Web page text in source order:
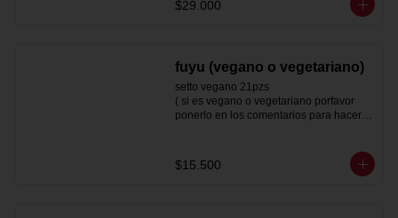
-SAKE CALIFORNIA env.Sésamo (10pz)
-Gyozas a eleccion (5pzas)
$29.000
fuyu (vegano o vegetariano)
setto vegano 21pzs
( si es vegano o vegetariano porfavor
ponerlo en los comentarios para hacerle
gyoza de verdura (5 un)
hot vegan panko (53)
$15.500